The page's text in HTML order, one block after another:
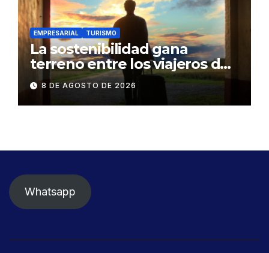
EMPRESARIAL TURISMO
La sostenibilidad gana
terreno entre los viajeros de
negocios
8 DE AGOSTO DE 2026
Whatsapp